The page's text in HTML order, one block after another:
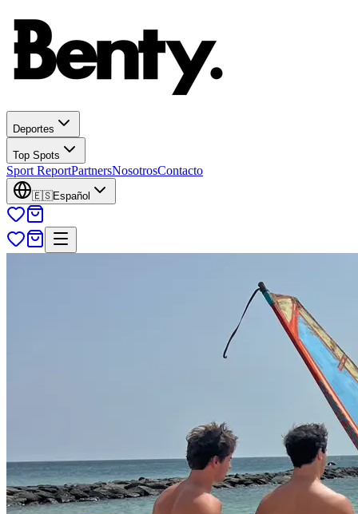
Deportes
Top Spots
Sport ReportPartnersNosotrosContacto
🇪🇸Español